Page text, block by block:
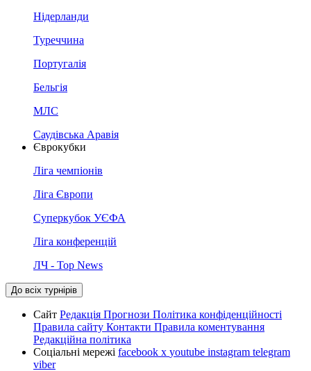
Нідерланди
Туреччина
Португалія
Бельгія
МЛС
Саудівська Аравія
Єврокубки
Ліга чемпіонів
Ліга Європи
Суперкубок УЄФА
Ліга конференцій
ЛЧ - Top News
До всіх турнірів
Сайт Редакція Прогнози Політика конфіденційності
Правила сайту Контакти Правила коментування
Редакційна політика
Соціальні мережі facebook x youtube instagram telegram
viber